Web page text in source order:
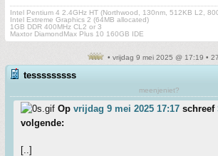
Intel Pentium 4 2.4GHz HT (Northwood, 130nm, 512KB L2,
Intel Extreme Graphics 2 (64MB allocated)
1GB DDR 400MHz CL2 or 3
Maxtor DiamondMax Plus 10 160GB IDE
• vrijdag 9 mei 2025 @ 17:19 • 27
tesssssssss
meenjeniet?
Op vrijdag 9 mei 2025 17:17 schreef
volgende:
[..]